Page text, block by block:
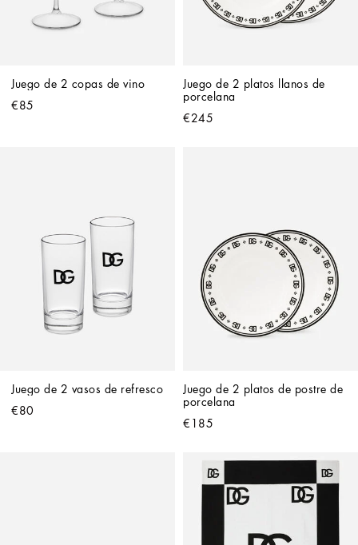
Juego de 2 copas de vino
€85
Juego de 2 platos llanos de
porcelana
€245
Juego de 2 vasos de refresco
€80
Juego de 2 platos de postre de
porcelana
€185